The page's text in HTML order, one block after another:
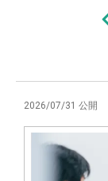
2026/07/31 公開